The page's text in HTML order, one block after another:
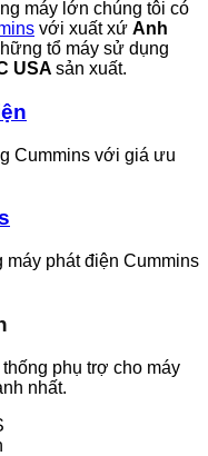
máy lớn chúng tôi có
với xuất xứ Anh
tổ máy sử dụng
USA sản xuất.
Cummins với giá ưu
phát điện Cummins
phụ trợ cho máy
nhất.